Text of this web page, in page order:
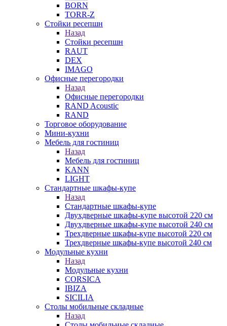
BORN
TORR-Z
Стойки ресепшн
Назад
Стойки ресепшн
RAUT
DEX
IMAGO
Офисные перегородки
Назад
Офисные перегородки
RAND Acoustic
RAND
Торговое оборудование
Мини-кухни
Мебель для гостиниц
Назад
Мебель для гостиниц
KANN
LIGHT
Стандартные шкафы-купе
Назад
Стандартные шкафы-купе
Двухдверные шкафы-купе высотой 220 см
Двухдверные шкафы-купе высотой 240 см
Трехдверные шкафы-купе высотой 220 см
Трехдверные шкафы-купе высотой 240 см
Модульные кухни
Назад
Модульные кухни
CORSICA
IBIZA
SICILIA
Столы мобильные складные
Назад